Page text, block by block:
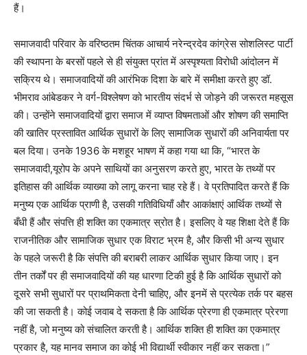
हैं।
समाजवादी परिवार के वरिष्ठतम चिंतक आचार्य नरेन्द्रदेव कांग्रेस सोशलिस्ट पार्टी
की स्थापना के बरसों पहले से ही संयुक्त प्रांत में अस्पृश्यता विरोधी आंदोलन में
सक्रिय थे। समाजवादियों की आरंभिक दिशा के बारे में समीक्षा करते हुए डॉ.
भीमराव आंबेडकर ने वर्ग-विश्लेषण को भारतीय संदर्भ से जोड़ने की जरूरत महसूस
की। उन्होंने समाजवादियों द्वारा समाज में व्याप्त विषमताओं और शोषण की समाप्ति
की खातिर प्रस्तावित आर्थिक सुधारों के लिए सामाजिक सुधारों की अनिवार्यता पर
बल दिया। उनके 1936 के मशहूर भाषण में कहा गया था कि, “भारत के
समाजवादी,यूरोप के अपने साथियों का अनुसरण करते हुए, भारत के तथ्यों पर
इतिहास की आर्थिक व्याख्या को लागू करना चाह रहे हैं। वे प्रतिपादित करते हैं कि
मनुष्य एक आर्थिक प्राणी है, उसकी गतिविधियाँ और आकांक्षाएं आर्थिक तथ्यों से
बँधी हैं और संपत्ति ही शक्ति का एकमात्र स्रोत है। इसलिए वे यह शिक्षा देते हैं कि
राजनीतिक और सामाजिक सुधार एक विराट भ्रम है, और किसी भी अन्य सुधार
के पहले जरूरी है कि संपत्ति की बराबरी लाकर आर्थिक सुधार किया जाए। इन
तीन तर्कों पर ही समाजवादियों की यह धारणा टिकी हुई है कि आर्थिक सुधारों को
दूसरे सभी सुधारों पर प्राथमिकता देनी चाहिए, और इनमें से प्रत्येक तर्क पर बहस
की जा सकती है। कोई जवाब दे सकता है कि आर्थिक प्रेरणा ही एकमात्र प्रेरणा
नहीं है, जो मनुष्य को संचालित करती है। आर्थिक शक्ति ही शक्ति का एकमात्र
प्रकार है, यह मानव समाज का कोई भी विद्यार्थी स्वीकार नहीं कर सकता।”